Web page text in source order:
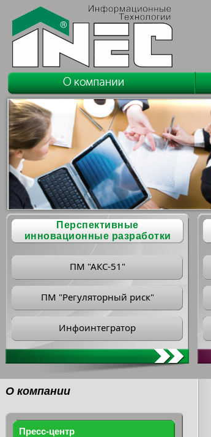
Перспективные
инновационные разработки
ПМ "АКС-51"
ПМ "Регуляторный риск"
Инфоинтегратор
О компании
Пресс-центр